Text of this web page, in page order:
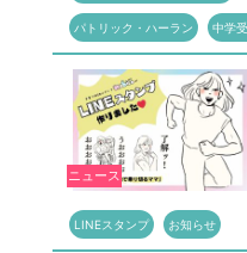
パトリック・ハーラン 中学
ニュース
LINEスタンプ お知らせ